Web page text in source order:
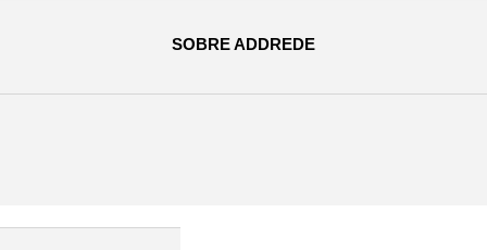
SOBRE ADDREDE